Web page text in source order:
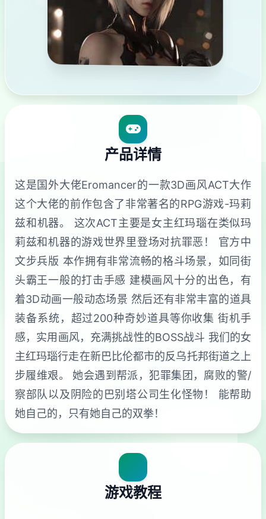
产品详情
这是国外大佬Eromancer的一款3D画风ACT大作
这个大佬的前作包含了非常著名的RPG游戏-玛莉
兹和机器。 这次ACT主要是女主红玛瑙在类似玛
莉兹和机器的游戏世界里登场对抗罪恶！ 官方中
文步兵版 本作拥有非常流畅的格斗场景，如同街
头霸王一般的打击手感 建模画风十分的出色，有
着3D动画一般动态场景 然后还有非常丰富的道具
装备系统，超过200种奇妙道具等你收集 街机手
感，实用画风，充满挑战性的BOSS战斗 我们的女
主红玛瑙行走在新巴比伦都市的反乌托邦街道之上
步履维艰。 她会遇到帮派，犯罪集团，腐败的警/
察部队以及阴险的巴别塔公司生化怪物！ 能帮助
她自己的，只有她自己的双拳！
游戏教程